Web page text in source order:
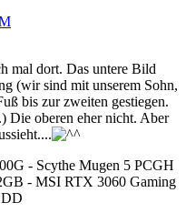
mal dort. Das untere Bild
(wir sind mit unserem Sohn,
bis zur zweiten gestiegen.
Die oberen eher nicht. Aber
- Scythe Mugen 5 PCGH
- MSI RTX 3060 Gaming